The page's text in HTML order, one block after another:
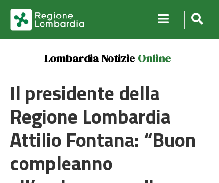
Lombardia Notizie Online
Il presidente della
Regione Lombardia
Attilio Fontana: “Buon
compleanno